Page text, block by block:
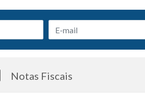
Notas Fiscais